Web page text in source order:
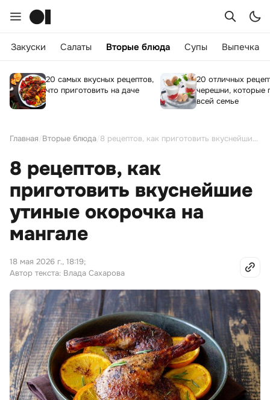
Закуски Салаты Вторые блюда Супы Выпечка
20 самых вкусных рецептов,
что приготовить на даче
20 отличных
черешни, которые
всей семье
Главная Вторые блюда 8 рецептов, как приготовить вкуснейшие утиные окорочка на мангале
8 рецептов, как
приготовить вкуснейшие
утиные окорочка на
мангале
18 мая 2026 г., 18:19;
Автор текста: Влада Сахарова